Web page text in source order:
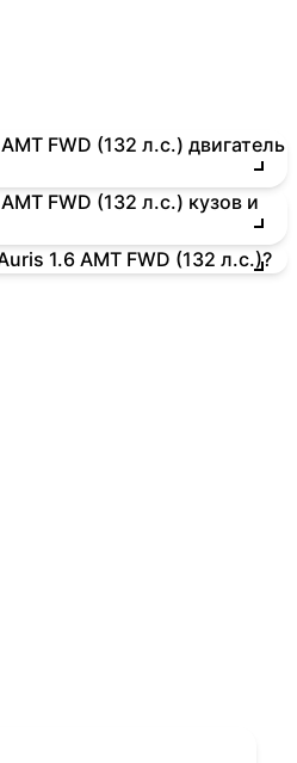
FWD (132 л.с.) двигатель
FWD (132 л.с.) кузов и
1.6 AMT FWD (132 л.с.)?